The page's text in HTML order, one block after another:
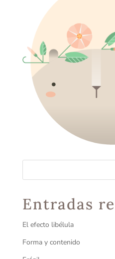
Entradas
El efecto libélula
Forma y contenido